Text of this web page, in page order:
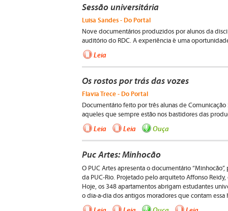
Sessão universitária
Luisa Sandes - Do Portal
Nove documentários produzidos por alunos da
auditório do RDC. A experiência é uma
Leia
Os rostos por trás das vozes
Flavia Trece - Do Portal
Documentário feito por três alunas de
aqueles que sempre estão nos bastidores das
Leia Leia Ouça
Puc Artes: Minhocão
O PUC Artes apresenta o documentário
da PUC-Rio. Projetado pelo arquiteto Affonso
Hoje, os 348 apartamentos abrigam estudantes
o dia-a-dia dos antigos moradores que contam essa